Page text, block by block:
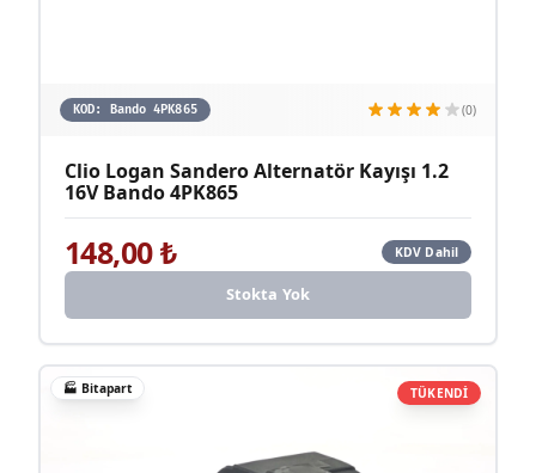
KOD: Bando 4PK865 (0)
Clio Logan Sandero Alternatör Kayışı 1.2
16V Bando 4PK865
148,00₺ KDV Dahil
Stokta Yok
TÜKENDİ
🏭 Bitapart